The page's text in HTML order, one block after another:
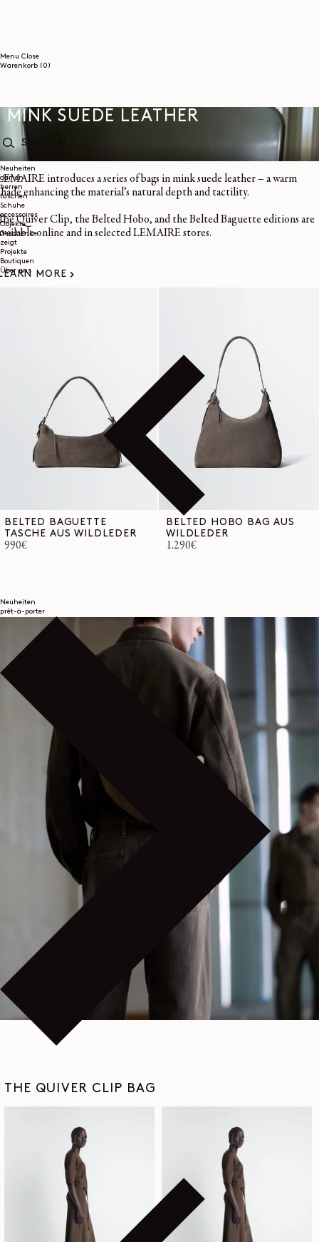
Menu Close
Warenkorb (0)
SUCHEN
Neuheiten
damen
herren
taschen
Schuhe
accessoires
Objekte
Geschenke
zeigt
Projekte
Boutiquen
Über uns
Neuheiten
prêt-à-porter
MINK SUEDE LEATHER
introduces a series of bags in mink suede leather – a warm
enhancing the material’s natural depth and tactility.
Quiver Clip, the Belted Hobo, and the Belted Baguette editions are
online and in selected LEMAIRE stores.
MORE
BELTED BAGUETTE
TASCHE AUS WILDLEDER
Normaler
990€
BELTED HOBO BAG AUS
WILDLEDER
Normaler
1.290€
THE QUIVER CLIP BAG